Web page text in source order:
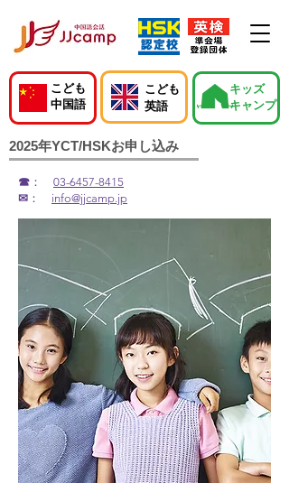
こども
中国語
こども
英語
キッズ
キャンプ
2025年YCT/HSKお申し込み
☎ ： 03-6457-8415
✉ ： info@jjcamp.jp